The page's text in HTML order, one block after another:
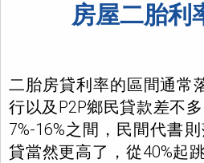
房屋二胎利
二胎房貸利率的區間通常
行以及P2P鄉民貸款差不
7%-16%之間，民間代書
貸當然更高了，從40%起